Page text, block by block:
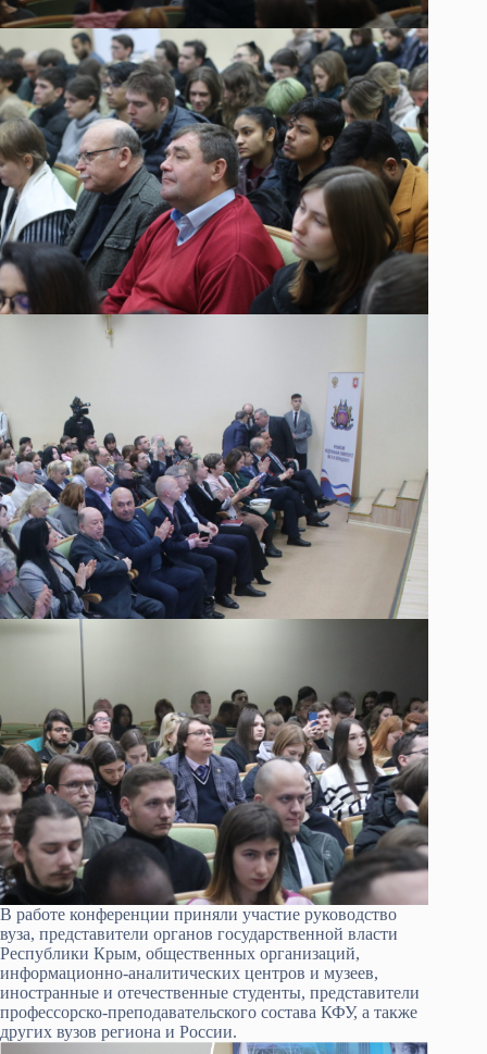
В работе конференции приняли участие руководство
вуза, представители органов государственной власти
Республики Крым, общественных организаций,
информационно-аналитических центров и музеев,
иностранные и отечественные студенты, представители
профессорско-преподавательского состава КФУ, а также
других вузов региона и России.